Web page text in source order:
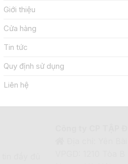
Giới thiệu
Cửa hàng
Tin tức
Quy định sử dụng
Liên hệ